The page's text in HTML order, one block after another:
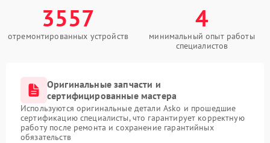
3557
отремонтированных устройств
4
минимальный опыт работы
специалистов
Оригинальные запчасти и
сертифицированные мастера
Используются оригинальные детали Asko и прошедшие
сертификацию специалисты, что гарантирует корректную
работу после ремонта и сохранение гарантийных
обязательств